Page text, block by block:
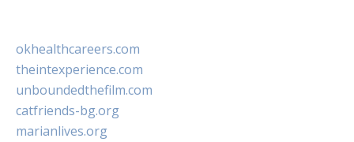
okhealthcareers.com
theintexperience.com
unboundedthefilm.com
catfriends-bg.org
marianlives.org